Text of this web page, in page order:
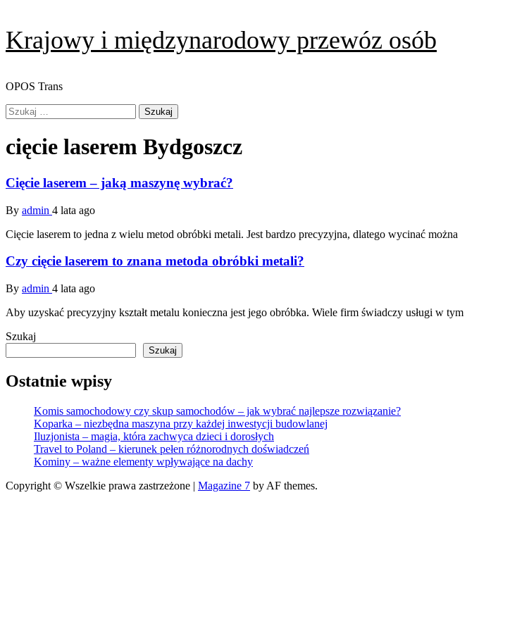
Skip
to
content
Krajowy i międzynarodowy przewóz osób
OPOS Trans
Primary
Menu
Szukaj:
cięcie laserem Bydgoszcz
Cięcie laserem – jaką maszynę wybrać?
By admin 4 lata ago
Cięcie laserem to jedna z wielu metod obróbki metali. Jest bardzo precyzyjna, dlatego wycinać można
Czy cięcie laserem to znana metoda obróbki metali?
By admin 4 lata ago
Aby uzyskać precyzyjny kształt metalu konieczna jest jego obróbka. Wiele firm świadczy usługi w tym
Szukaj
Szukaj
Ostatnie wpisy
Komis samochodowy czy skup samochodów – jak wybrać najlepsze rozwiązanie?
Koparka – niezbędna maszyna przy każdej inwestycji budowlanej
Iluzjonista – magia, która zachwyca dzieci i dorosłych
Travel to Poland – kierunek pełen różnorodnych doświadczeń
Kominy – ważne elementy wpływające na dachy
Copyright © Wszelkie prawa zastrzeżone | Magazine 7 by AF themes.